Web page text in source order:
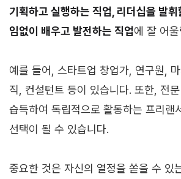
기획하고 실행하는 직업, 리더십을 발
임없이 배우고 발전하는 직업에 잘 어
예를 들어, 스타트업 창업가, 연구원,
직, 컨설턴트 등이 있습니다. 또한, 전
습득하여 독립적으로 활동하는 프리랜
선택이 될 수 있습니다.
중요한 것은 자신의 열정을 쏟을 수 있